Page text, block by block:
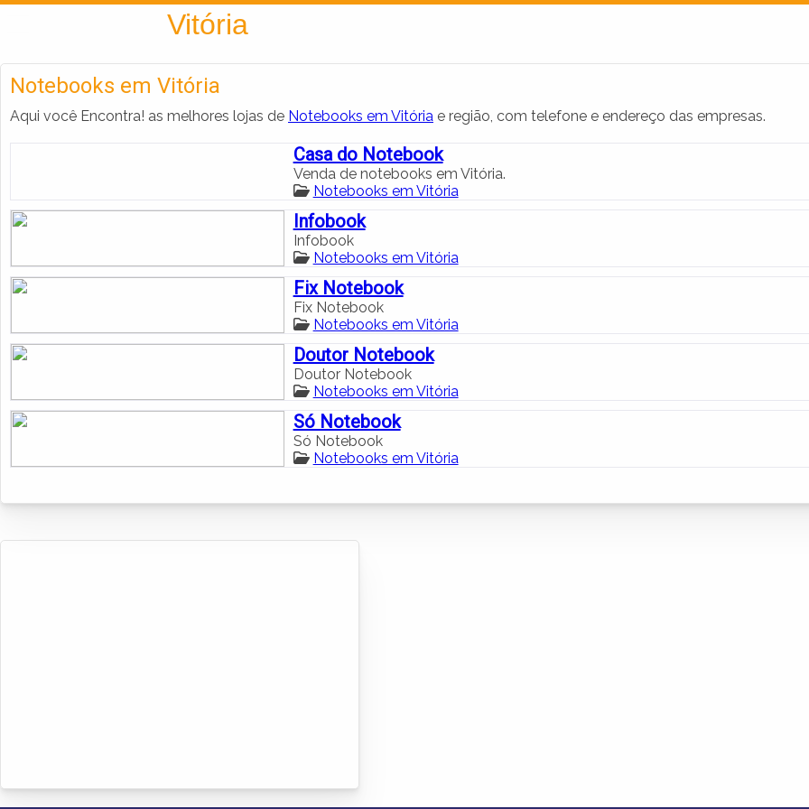
EncontraVitória
Notebooks em Vitória
Aqui você Encontra! as melhores lojas de Notebooks em Vitória e região, com telefone e endereço das empresas.
Casa do Notebook
Venda de notebooks em Vitória.
Notebooks em Vitória
Infobook
Infobook
Notebooks em Vitória
Fix Notebook
Fix Notebook
Notebooks em Vitória
Doutor Notebook
Doutor Notebook
Notebooks em Vitória
Só Notebook
Só Notebook
Notebooks em Vitória